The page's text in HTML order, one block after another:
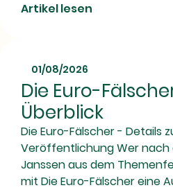
Artikel lesen
01/08/2026
Die Euro-
Überblick
Die Euro-Fälscher - Details
Veröffentlichung Wer nach
Janssen aus dem
mit Die Euro-Fälscher eine